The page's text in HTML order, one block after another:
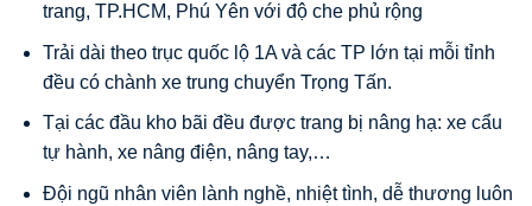
trang, TP.HCM, Phú Yên với độ che phủ rộng
Trải dài theo trục quốc lộ 1A và các TP lớn tại mỗi tỉnh
đều có chành xe trung chuyển Trọng Tấn.
Tại các đầu kho bãi đều được trang bị nâng hạ: xe cẩu
tự hành, xe nâng điện, nâng tay,…
Đội ngũ nhân viên lành nghề, nhiệt tình, dễ thương luôn